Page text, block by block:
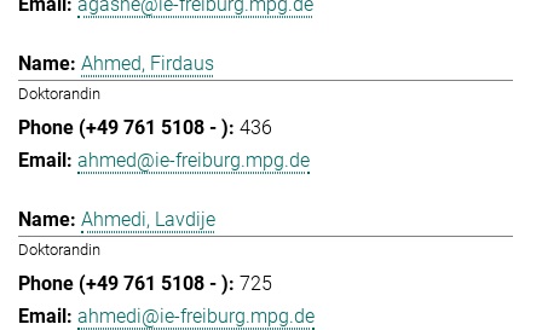
Ahmed, Firdaus
Doktorandin
436
ahmed@ie-freiburg.mpg.de
Ahmedi, Lavdije
Doktorandin
725
ahmedi@ie-freiburg.mpg.de